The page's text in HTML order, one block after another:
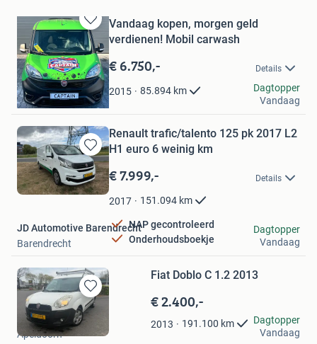
Bewaren
in
Mijn
Favorieten
Vandaag kopen, morgen geld
verdienen! Mobil carwash
€ 6.750,- Details
2015 85.894 km
CAPTAIN AUTO’S
Apeldoorn
Dagtopper
Vandaag
Bewaren
in
Mijn
Favorieten
Renault trafic/talento 125 pk 2017 L2
H1 euro 6 weinig km
€ 7.999,- Details
2017 151.094 km
NAP gecontroleerd
Onderhoudsboekje
JD Automotive Barendrecht
Barendrecht
Dagtopper
Vandaag
Bewaren
in
Mijn
Favorieten
Fiat Doblo C 1.2 2013
€ 2.400,-
2013 191.100 km
Jovana Trajkovic
Apeldoorn
Dagtopper
Vandaag